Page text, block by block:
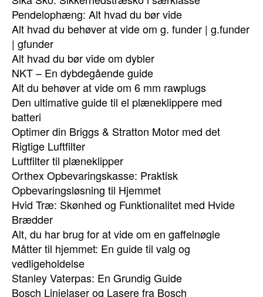
Pendelophæng: Alt hvad du bør vide
Alt hvad du behøver at vide om g. funder | g.funder
| gfunder
Alt hvad du bør vide om dybler
NKT – En dybdegående guide
Alt du behøver at vide om 6 mm rawplugs
Den ultimative guide til el plæneklippere med
batteri
Optimer din Briggs & Stratton Motor med det
Rigtige Luftfilter
Luftfilter til plæneklipper
Orthex Opbevaringskasse: Praktisk
Opbevaringsløsning til Hjemmet
Hvid Træ: Skønhed og Funktionalitet med Hvide
Brædder
Alt, du har brug for at vide om en gaffelnøgle
Måtter til hjemmet: En guide til valg og
vedligeholdelse
Stanley Vaterpas: En Grundig Guide
Bosch Linjelaser og Lasere fra Bosch